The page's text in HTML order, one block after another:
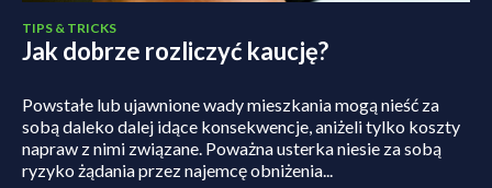
TIPS & TRICKS
Jak dobrze rozliczyć kaucję?
Powstałe lub ujawnione wady mieszkania mogą nieść za
sobą daleko dalej idące konsekwencje, aniżeli tylko koszty
napraw z nimi związane. Poważna usterka niesie za sobą
ryzyko żądania przez najemcę obniżenia...